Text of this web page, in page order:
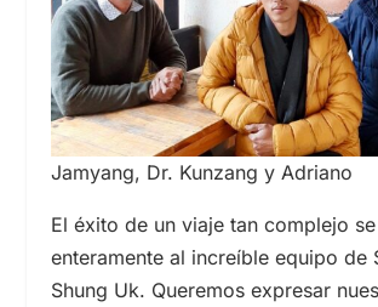
Jamyang, Dr. Kunzang y Adriano
El éxito de un viaje tan complejo
enteramente al increíble equipo de
Shung Uk. Queremos expresar